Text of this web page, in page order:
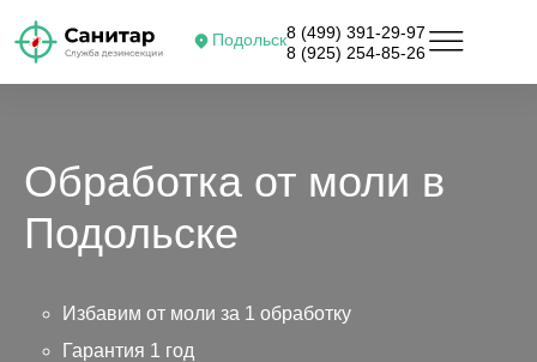
Подольск8 (499) 391-29-97
8 (925) 254-85-26
Обработка от моли в
Подольске
Избавим от моли за 1 обработку
Гарантия 1 год